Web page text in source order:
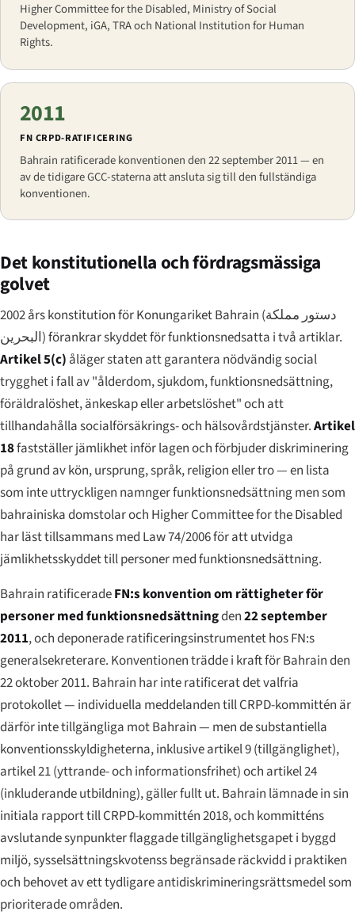
Higher Committee for the Disabled, Ministry of Social
Development, iGA, TRA och National Institution for Human
Rights.
2011
FN CRPD-RATIFICERING
Bahrain ratificerade konventionen den 22 september 2011 — en
av de tidigare GCC-staterna att ansluta sig till den fullständiga
konventionen.
Det konstitutionella och fördragsmässiga
golvet
2002 års konstitution för Konungariket Bahrain (دستور مملكة
البحرين) förankrar skyddet för funktionsnedsatta i två artiklar.
Artikel 5(c) åläger staten att garantera nödvändig social
trygghet i fall av "ålderdom, sjukdom, funktionsnedsättning,
föräldralöshet, änkeskap eller arbetslöshet" och att
tillhandahålla socialförsäkrings- och hälsovårdstjänster.Artikel
18fastställer jämlikhet inför lagen och förbjuder diskriminering
på grund av kön, ursprung, språk, religion eller tro — en lista
som inte uttryckligen namnger funktionsnedsättning men som
bahrainiska domstolar och Higher Committee for the Disabled
har läst tillsammans med Law 74/2006 för att utvidga
jämlikhetsskyddet till personer med funktionsnedsättning.
Bahrain ratificeradeFN:s konvention om rättigheter för
personer med funktionsnedsättningden22 september
2011, och deponerade ratificeringsinstrumentet hos FN:s
generalsekreterare. Konventionen trädde i kraft för Bahrain den
22 oktober 2011. Bahrain har inte ratificerat det valfria
protokollet — individuella meddelanden till CRPD-kommittén är
därför inte tillgängliga mot Bahrain — men de substantiella
konventionsskyldigheter­na, inklusive artikel 9 (tillgänglighet),
artikel 21 (yttrande- och informationsfrihet) och artikel 24
(inkluderande utbildning), gäller fullt ut. Bahrain lämnade in sin
initiala rapport till CRPD-kommittén 2018, och kommitténs
avslutande synpunkter flaggade tillgänglighetsgapet i byggd
miljö, sysselsättningskvotenss begränsade räckvidd i praktiken
och behovet av ett tydligare antidiskrimineringsrättsmedel som
prioriterade områden.